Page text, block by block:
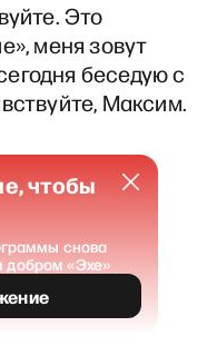
Это
меня зовут
беседую с
Максим.
чтобы
снова
добром «Эхе»